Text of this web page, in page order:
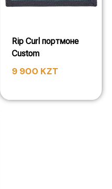
Rip Curl портмоне
Custom
9 900 KZT